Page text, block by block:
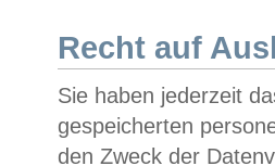
Recht auf
Sie haben jederzeit
gespeicherten
den Zweck der